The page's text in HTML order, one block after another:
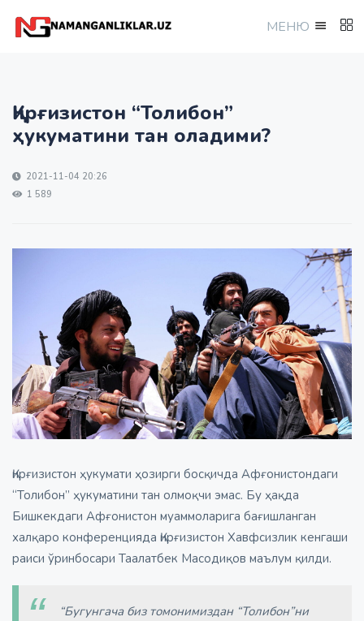
МEНЮ
Қирғизистон “Толибон”
ҳукуматини тан оладими?
2021-11-04 20:26
1 589
Қирғизистон ҳукумати ҳозирги босқичда Афғонистондаги
“Толибон” ҳукуматини тан олмоқчи эмас. Бу ҳақда
Бишкекдаги Афғонистон муаммоларига бағишланган
халқаро конференцияда Қирғизистон Хавфсизлик кенгаши
раиси ўринбосари Таалатбек Масодиқов маълум қилди.
“Бугунгача биз томонимиздан “Толибон”ни